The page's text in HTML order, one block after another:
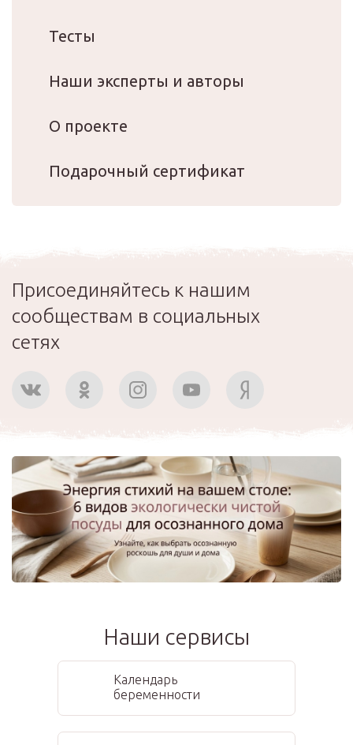
Тесты
Наши эксперты и авторы
О проекте
Подарочный сертификат
Присоединяйтесь к нашим
сообществам в социальных
сетях
Наши сервисы
Календарь
беременности